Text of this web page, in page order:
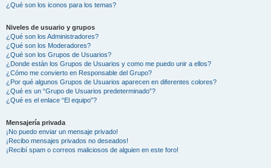
¿Qué son los iconos para los temas?
Niveles de usuario y grupos
¿Qué son los Administradores?
¿Qué son los Moderadores?
¿Qué son los Grupos de Usuarios?
¿Donde están los Grupos de Usuarios y como me puedo unir a ellos?
¿Cómo me convierto en Responsable del Grupo?
¿Por qué algunos Grupos de Usuarios aparecen en diferentes colores?
¿Qué es un “Grupo de Usuarios predeterminado”?
¿Qué es el enlace “El equipo”?
Mensajería privada
¡No puedo enviar un mensaje privado!
¡Recibo mensajes privados no deseados!
¡Recibí spam o correos maliciosos de alguien en este foro!